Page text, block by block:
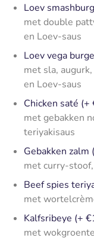
Loev
met double
en Loev-saus
Loev vega
met sla,
en Loev-saus
Chicken saté (+
met gebakken
teriyakisaus
Gebakken zalm
met curry-
Beef spies
met
Kalfsribeye (+
met